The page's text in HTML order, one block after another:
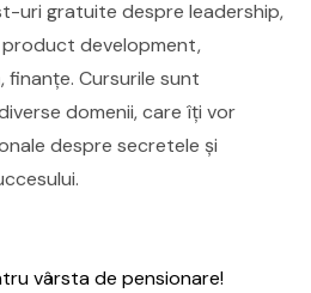
uri gratuite despre leadership,
development,
Cursurile sunt
domenii, care îți vor
despre secretele și
vârsta de pensionare!